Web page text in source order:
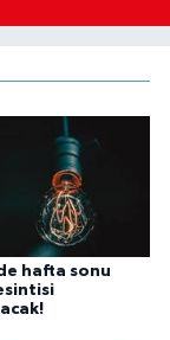
hafta sonu